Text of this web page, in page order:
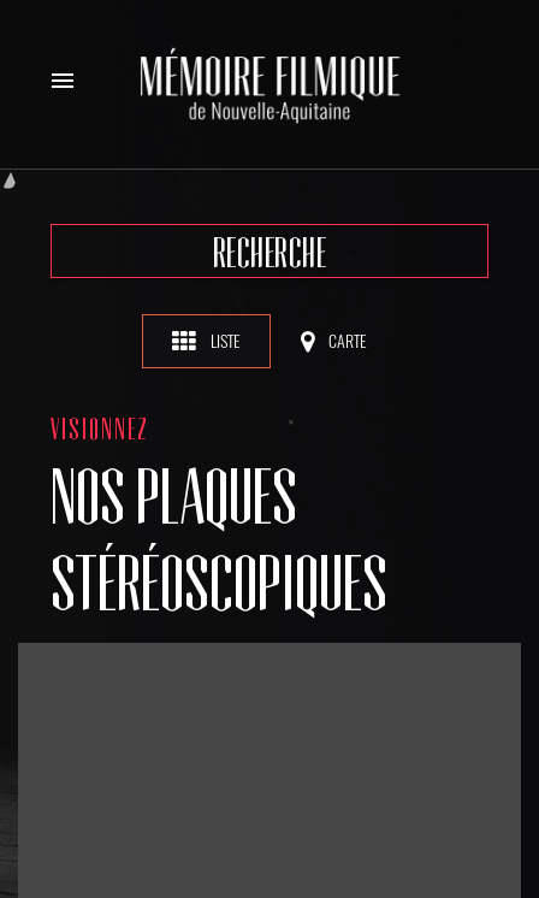
menu
RECHERCHE
LISTE CARTE
VISIONNEZ
NOS PLAQUES
STÉRÉOSCOPIQUES